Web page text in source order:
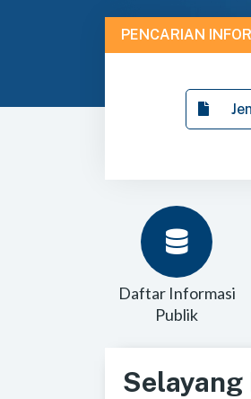
PENCARIAN
Daftar Informasi
Publik
Selayang